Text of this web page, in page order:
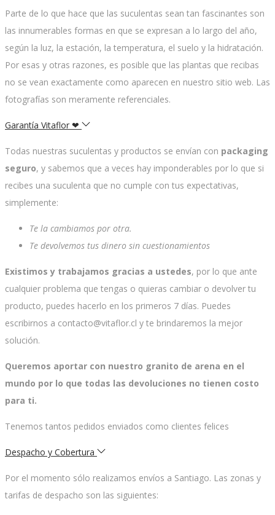
Parte de lo que hace que las suculentas sean tan fascinantes son
las innumerables formas en que se expresan a lo largo del año,
según la luz, la estación, la temperatura, el suelo y la hidratación.
Por esas y otras razones, es posible que las plantas que recibas
no se vean exactamente como aparecen en nuestro sitio web. Las
fotografías son meramente referenciales.
Garantía Vitaflor ❤
Todas nuestras suculentas y productos se envían con packaging
seguro, y sabemos que a veces hay imponderables por lo que si
recibes una suculenta que no cumple con tus expectativas,
simplemente:
Te la cambiamos por otra.
Te devolvemos tus dinero sin cuestionamientos
Existimos y trabajamos gracias a ustedes, por lo que ante
cualquier problema que tengas o quieras cambiar o devolver tu
producto, puedes hacerlo en los primeros 7 días. Puedes
escribirnos a contacto@vitaflor.cl y te brindaremos la mejor
solución.
Queremos aportar con nuestro granito de arena en el
mundo por lo que todas las devoluciones no tienen costo
para ti.
Tenemos tantos pedidos enviados como clientes felices
Despacho y Cobertura
Por el momento sólo realizamos envíos a Santiago. Las zonas y
tarifas de despacho son las siguientes: